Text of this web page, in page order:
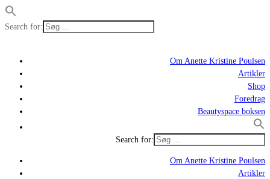
Search for:
Om Anette Kristine Poulsen
Artikler
Shop
Foredrag
Beautyspace boksen
Search for:
Om Anette Kristine Poulsen
Artikler